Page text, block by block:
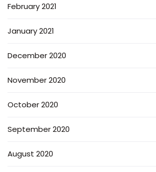
February 2021
January 2021
December 2020
November 2020
October 2020
September 2020
August 2020